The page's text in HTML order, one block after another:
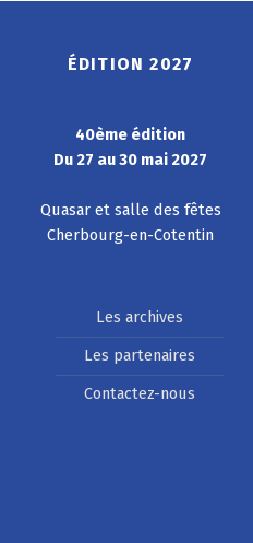
ÉDITION 2027
40ème édition
Du 27 au 30 mai 2027
Quasar et salle des fêtes
Cherbourg-en-Cotentin
Les archives
Les partenaires
Contactez-nous